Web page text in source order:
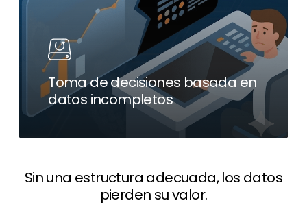
Toma de decisiones basada en
datos incompletos
Sin una estructura adecuada, los datos
pierden su valor.